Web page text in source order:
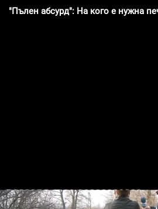
"Пълен абсурд": На кого е нужна